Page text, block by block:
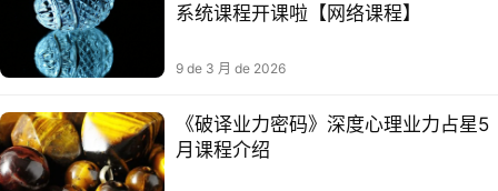
系统课程开课啦【网络课程】
9 de 3 月 de 2026
《破译业力密码》深度心理业力占星5
月课程介绍